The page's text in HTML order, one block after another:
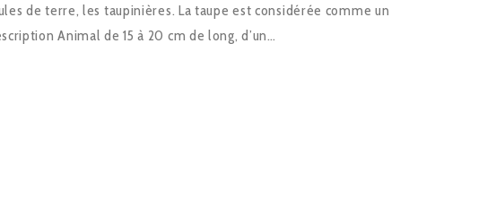
de terre, les taupinières. La taupe est considérée comme un
Animal de 15 à 20 cm de long, d’un…